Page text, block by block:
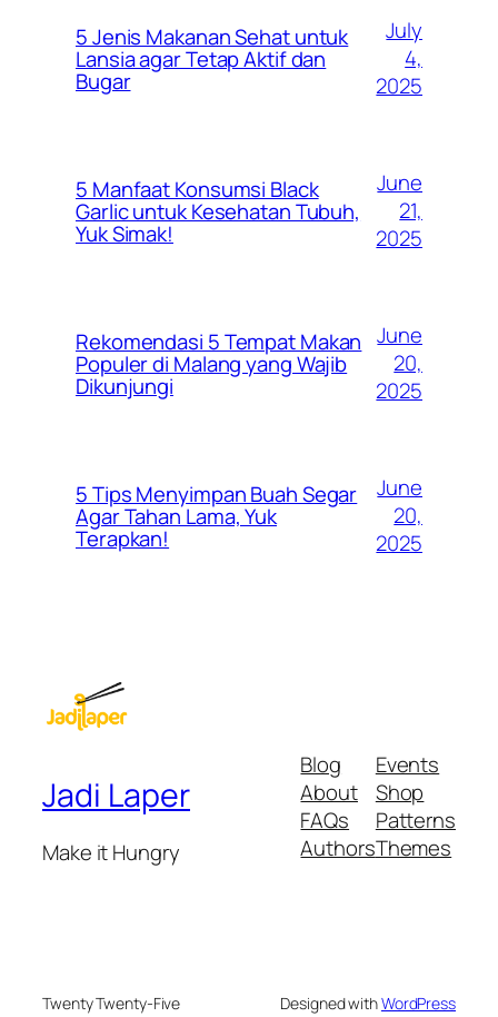
5 Jenis Makanan Sehat untuk
Lansia agar Tetap Aktif dan
Bugar
July
4,
2025
5 Manfaat Konsumsi Black
Garlic untuk Kesehatan Tubuh,
Yuk Simak!
June
21,
2025
Rekomendasi 5 Tempat Makan
Populer di Malang yang Wajib
Dikunjungi
June
20,
2025
5 Tips Menyimpan Buah Segar
Agar Tahan Lama, Yuk
Terapkan!
June
20,
2025
Jadi Laper
Make it Hungry
Blog
About
FAQs
Authors
Events
Shop
Patterns
Themes
Twenty Twenty-Five Designed withWordPress